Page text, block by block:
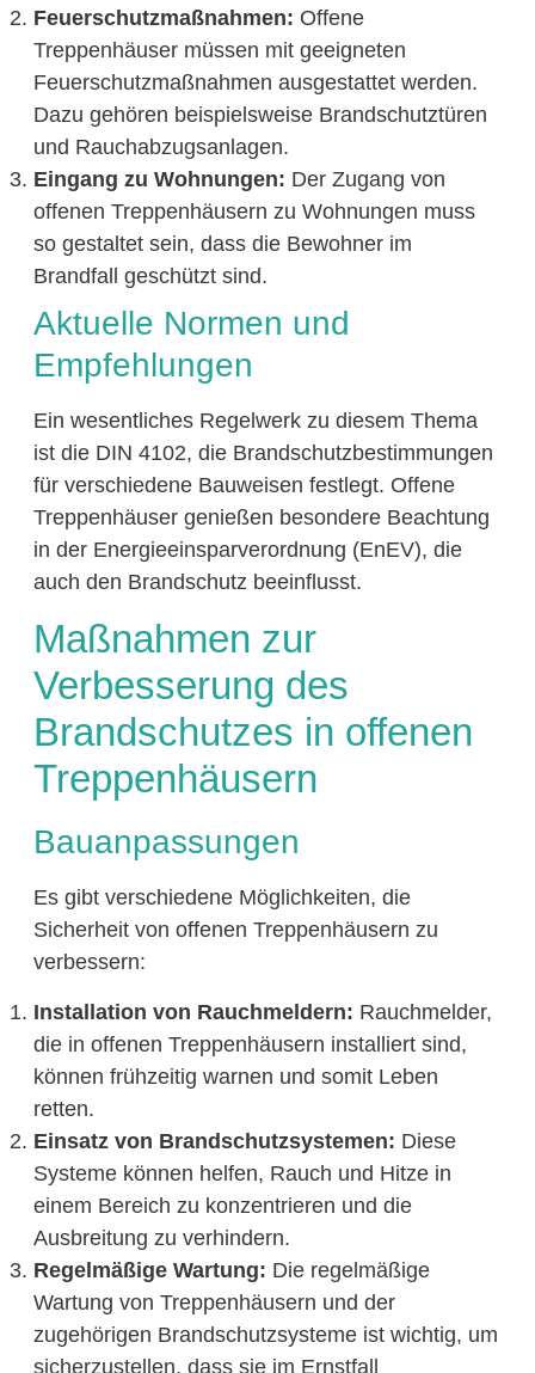
Feuerschutzmaßnahmen: Offene
Treppenhäuser müssen mit geeigneten
Feuerschutzmaßnahmen ausgestattet werden.
Dazu gehören beispielsweise Brandschutztüren
und Rauchabzugsanlagen.
Eingang zu Wohnungen: Der Zugang von
offenen Treppenhäusern zu Wohnungen muss
so gestaltet sein, dass die Bewohner im
Brandfall geschützt sind.
Aktuelle Normen und
Empfehlungen
Ein wesentliches Regelwerk zu diesem Thema
ist die DIN 4102, die Brandschutzbestimmungen
für verschiedene Bauweisen festlegt. Offene
Treppenhäuser genießen besondere Beachtung
in der Energieeinsparverordnung (EnEV), die
auch den Brandschutz beeinflusst.
Maßnahmen zur
Verbesserung des
Brandschutzes in offenen
Treppenhäusern
Bauanpassungen
Es gibt verschiedene Möglichkeiten, die
Sicherheit von offenen Treppenhäusern zu
verbessern:
Installation von Rauchmeldern: Rauchmelder,
die in offenen Treppenhäusern installiert sind,
können frühzeitig warnen und somit Leben
retten.
Einsatz von Brandschutzsystemen: Diese
Systeme können helfen, Rauch und Hitze in
einem Bereich zu konzentrieren und die
Ausbreitung zu verhindern.
Regelmäßige Wartung: Die regelmäßige
Wartung von Treppenhäusern und der
zugehörigen Brandschutzsysteme ist wichtig, um
sicherzustellen, dass sie im Ernstfall